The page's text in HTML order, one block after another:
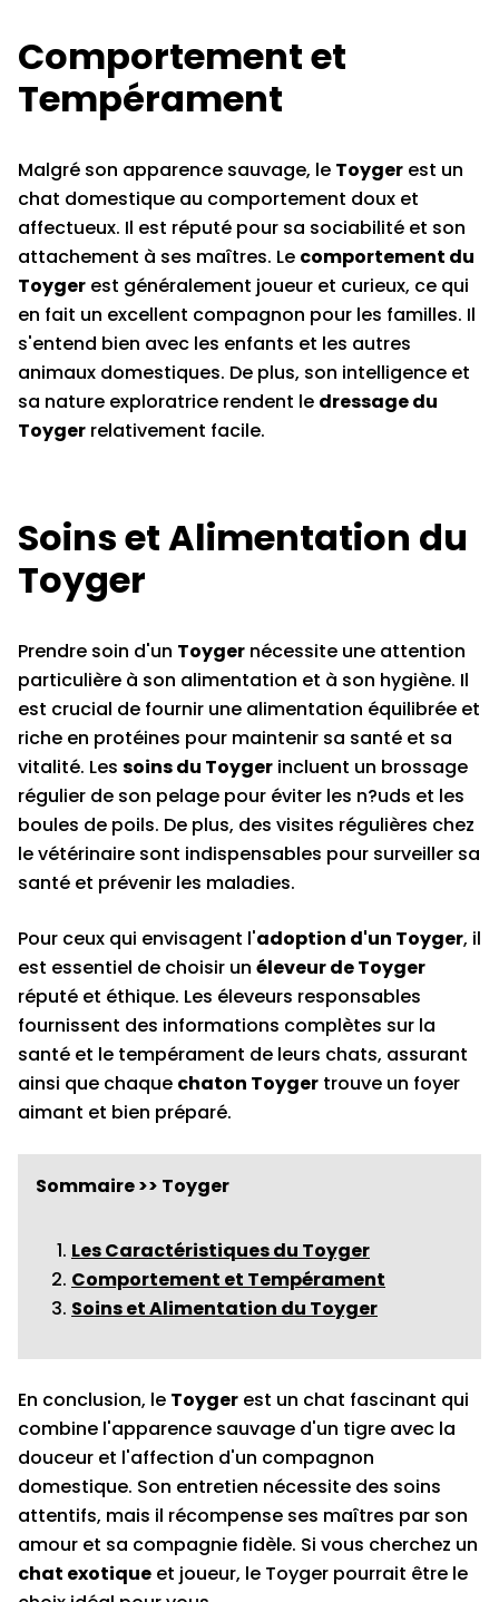
Comportement et
Tempérament
Malgré son apparence sauvage, le Toyger est un
chat domestique au comportement doux et
affectueux. Il est réputé pour sa sociabilité et son
attachement à ses maîtres. Le comportement du
Toyger est généralement joueur et curieux, ce qui
en fait un excellent compagnon pour les familles. Il
s'entend bien avec les enfants et les autres
animaux domestiques. De plus, son intelligence et
sa nature exploratrice rendent le dressage du
Toyger relativement facile.
Soins et Alimentation du
Toyger
Prendre soin d'un Toyger nécessite une attention
particulière à son alimentation et à son hygiène. Il
est crucial de fournir une alimentation équilibrée et
riche en protéines pour maintenir sa santé et sa
vitalité. Les soins du Toyger incluent un brossage
régulier de son pelage pour éviter les n?uds et les
boules de poils. De plus, des visites régulières chez
le vétérinaire sont indispensables pour surveiller sa
santé et prévenir les maladies.
Pour ceux qui envisagent l'adoption d'un Toyger, il
est essentiel de choisir un éleveur de Toyger
réputé et éthique. Les éleveurs responsables
fournissent des informations complètes sur la
santé et le tempérament de leurs chats, assurant
ainsi que chaque chaton Toyger trouve un foyer
aimant et bien préparé.
Sommaire >> Toyger
Les Caractéristiques du Toyger
Comportement et Tempérament
Soins et Alimentation du Toyger
En conclusion, le Toyger est un chat fascinant qui
combine l'apparence sauvage d'un tigre avec la
douceur et l'affection d'un compagnon
domestique. Son entretien nécessite des soins
attentifs, mais il récompense ses maîtres par son
amour et sa compagnie fidèle. Si vous cherchez un
chat exotique et joueur, le Toyger pourrait être le